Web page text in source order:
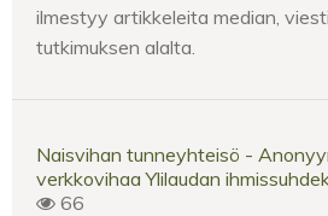
ilmestyy artikkeleita median,
tutkimuksen alalta.
Naisvihan tunneyhteisö -
verkkovihaa Ylilaudan
66